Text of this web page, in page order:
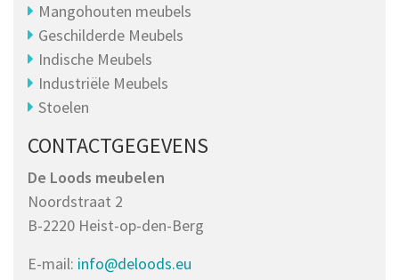
Mangohouten meubels
Geschilderde Meubels
Indische Meubels
Industriële Meubels
Stoelen
CONTACTGEGEVENS
De Loods meubelen
Noordstraat 2
B-2220 Heist-op-den-Berg
E-mail: info@deloods.eu